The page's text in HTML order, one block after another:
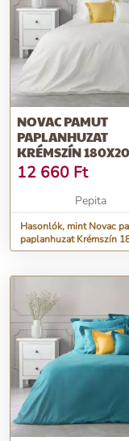
NOVAC PAMUT
PAPLANHUZAT
KRÉMSZÍN
12 660 Ft
Pepita
Hasonlók, mint Novac
paplanhuzat Krémszín
cm